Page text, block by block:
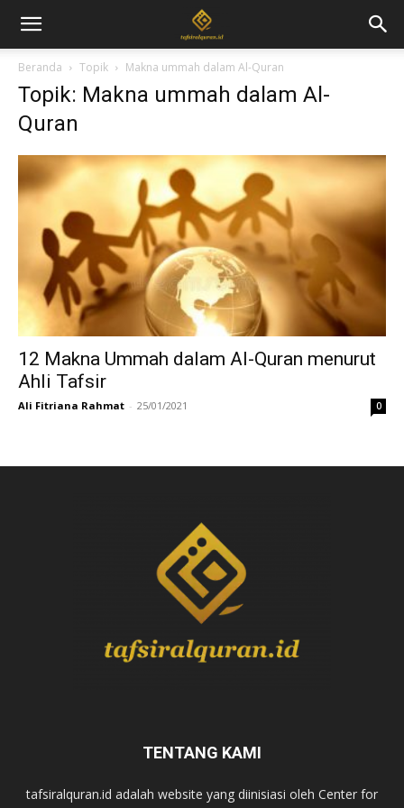
Beranda Topik Makna ummah dalam Al-Quran
Topik: Makna ummah dalam Al-
Quran
12 Makna Ummah dalam Al-Quran menurut
Ahli Tafsir
Ali Fitriana Rahmat - 25/01/2021 0
TENTANG KAMI
tafsiralquran.id adalah website yang diinisiasi oleh Center for